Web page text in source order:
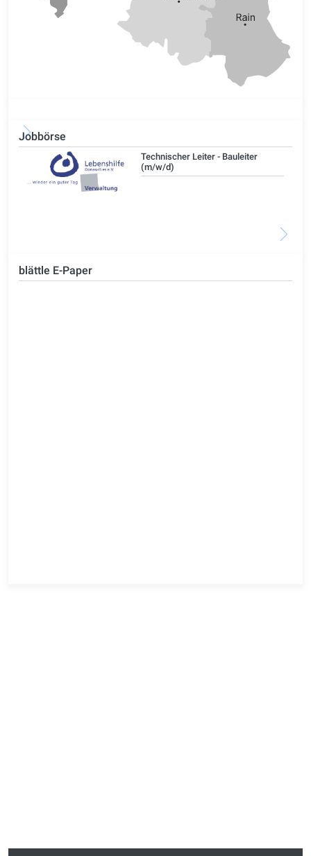
Jobbörse
Technischer Leiter - Bauleiter
(m/w/d)
blättle E-Paper